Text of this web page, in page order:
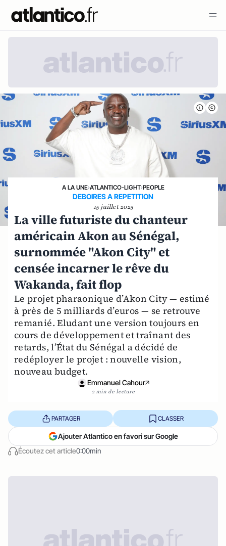
A LA UNE›ATLANTICO-LIGHT›PEOPLE
DEBOIRES A REPETITION
15 juillet 2025
La ville futuriste du chanteur
américain Akon au Sénégal,
surnommée "Akon City" et
censée incarner le rêve du
Wakanda, fait flop
Le projet pharaonique d’Akon City — estimé
à près de 5 milliards d’euros — se retrouve
remanié. Eludant une version toujours en
cours de développement et traînant des
retards, l’État du Sénégal a décidé de
redéployer le projet : nouvelle vision,
nouveau budget.
Emmanuel Cahour
2 min de lecture
Écoutez cet article0:00min
PARTAGER CLASSER
Ajouter Atlantico en favori sur Google